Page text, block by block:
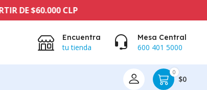
$60.000 CLP
Encuentra
tu tienda
Mesa Central
600 401 5000
0
$0